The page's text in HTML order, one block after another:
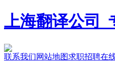
上海翻译公司_
联系我们网站地图求职招聘在